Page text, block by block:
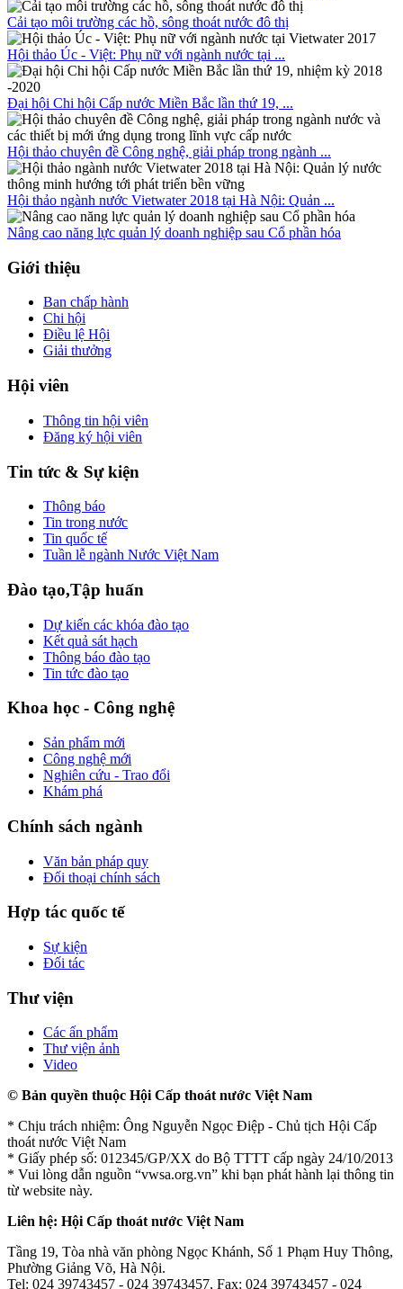
Cải tạo môi trường các hồ, sông thoát nước đô thị
Hội thảo Úc - Việt: Phụ nữ với ngành nước tại ...
Đại hội Chi hội Cấp nước Miền Bắc lần thứ 19, ...
Hội thảo chuyên đề Công nghệ, giải pháp trong ngành ...
Hội thảo ngành nước Vietwater 2018 tại Hà Nội: Quản ...
Nâng cao năng lực quản lý doanh nghiệp sau Cổ phần hóa
Giới thiệu
Ban chấp hành
Chi hội
Điều lệ Hội
Giải thưởng
Hội viên
Thông tin hội viên
Đăng ký hội viên
Tin tức & Sự kiện
Thông báo
Tin trong nước
Tin quốc tế
Tuần lễ ngành Nước Việt Nam
Đào tạo,Tập huấn
Dự kiến các khóa đào tạo
Kết quả sát hạch
Thông báo đào tạo
Tin tức đào tạo
Khoa học - Công nghệ
Sản phẩm mới
Công nghệ mới
Nghiên cứu - Trao đổi
Khám phá
Chính sách ngành
Văn bản pháp quy
Đối thoại chính sách
Hợp tác quốc tế
Sự kiện
Đối tác
Thư viện
Các ấn phẩm
Thư viện ảnh
Video
© Bản quyền thuộc Hội Cấp thoát nước Việt Nam
* Chịu trách nhiệm: Ông Nguyễn Ngọc Điệp - Chủ tịch Hội Cấp
thoát nước Việt Nam
* Giấy phép số: 012345/GP/XX do Bộ TTTT cấp ngày 24/10/2013
* Vui lòng dẫn nguồn “vwsa.org.vn” khi bạn phát hành lại thông tin
từ website này.
Liên hệ: Hội Cấp thoát nước Việt Nam
Tầng 19, Tòa nhà văn phòng Ngọc Khánh, Số 1 Phạm Huy Thông,
Phường Giảng Võ, Hà Nội.
Tel: 024 39743457 - 024 39743457, Fax: 024 39743457 - 024